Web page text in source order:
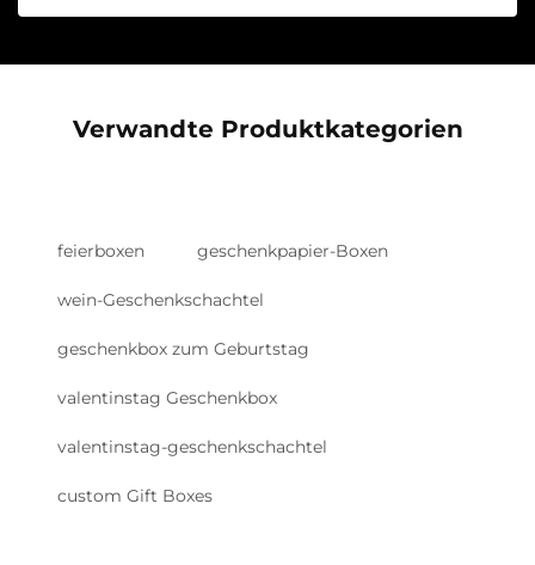
Verwandte Produktkategorien
feierboxen geschenkpapier-Boxen
wein-Geschenkschachtel
geschenkbox zum Geburtstag
valentinstag Geschenkbox
valentinstag-geschenkschachtel
custom Gift Boxes